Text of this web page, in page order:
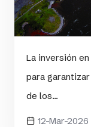
La inversión
para
de los...
12-Mar-